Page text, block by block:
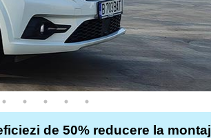
de 50% reducere la montaj